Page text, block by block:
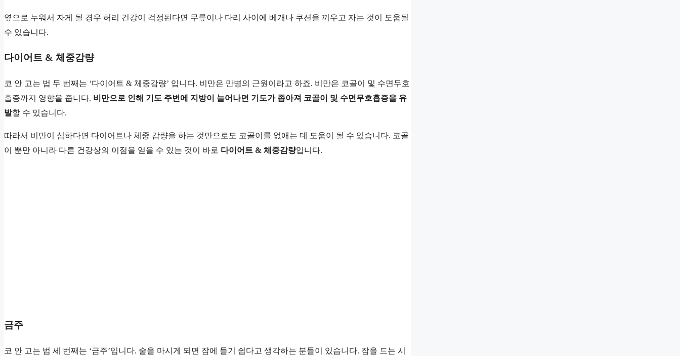
옆으로 누워서 자게 될 경우 허리 건강이 걱정된다면 무릎이나 다리 사이에 베개나 쿠션을 끼우고 자는 것이 도움될
수 있습니다.
다이어트 & 체중감량
코 안 고는 법 두 번째는 ‘다이어트 & 체중감량’ 입니다. 비만은 만병의 근원이라고 하죠. 비만은 코골이 및 수면무호
흡증까지 영향을 줍니다. 비만으로 인해 기도 주변에 지방이 늘어나면 기도가 좁아져 코골이 및 수면무호흡증을 유
발할 수 있습니다.
따라서 비만이 심하다면 다이어트나 체중 감량을 하는 것만으로도 코골이를 없애는 데 도움이 될 수 있습니다. 코골
이 뿐만 아니라 다른 건강상의 이점을 얻을 수 있는 것이 바로 다이어트 & 체중감량입니다.
금주
코 안 고는 법 세 번째는 ‘금주’입니다. 술을 마시게 되면 잠에 들기 쉽다고 생각하는 분들이 있습니다. 잠을 드는 시